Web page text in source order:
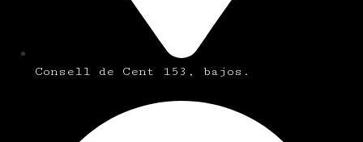
Consell de Cent 153, bajos.